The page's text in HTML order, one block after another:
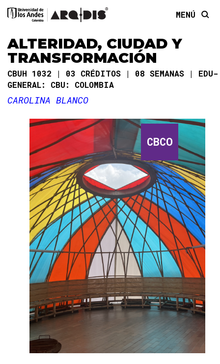
MENÚ
ALTERIDAD, CIUDAD Y
TRANSFORMACIÓN
CBUH 1032 03 CRÉDITOS 08 SEMANAS
EDU-
GENERAL: CBU: COLOMBIA
CAROLINA BLANCO
CBCO